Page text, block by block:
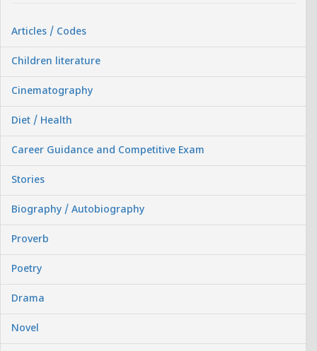
Articles / Codes
Children literature
Cinematography
Diet / Health
Career Guidance and Competitive Exam
Stories
Biography / Autobiography
Proverb
Poetry
Drama
Novel